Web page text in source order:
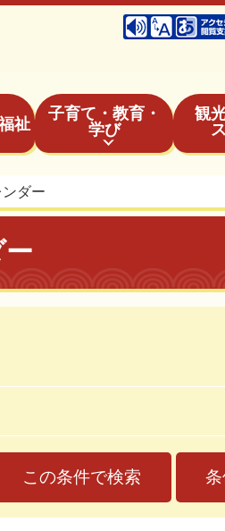
祉
子育て・教育・
学び
観
ダー